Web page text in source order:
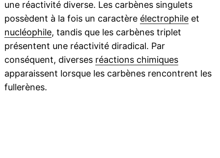
une réactivité diverse. Les carbènes singulets
possèdent à la fois un caractère électrophileet
nucléophile, tandis que les carbènes triplet
présentent une réactivité diradical. Par
conséquent, diverses réactions chimiques
apparaissent lorsque les carbènes rencontrent les
fullerènes.